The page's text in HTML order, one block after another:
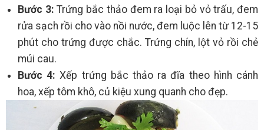
Bước 3: Trứng bắc thảo đem ra loại bỏ vỏ trấu, đem
rửa sạch rồi cho vào nồi nước, đem luộc lên từ 12-15
phút cho trứng được chắc. Trứng chín, lột vỏ rồi chẻ
múi cau.
Bước 4: Xếp trứng bắc thảo ra đĩa theo hình cánh
hoa, xếp tôm khô, củ kiệu xung quanh cho đẹp.